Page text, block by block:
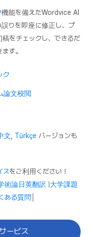
機能を備えたWordvice AI
りを即座に修正し、プ
をチェックし、できるだ
す。
ク
論文校閲
文 Türkçe バージョンも
スをご利用ください！
術論日英翻訳 |大学課題
ある質問
ービス